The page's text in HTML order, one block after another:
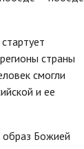
страны
смогли
и ее
образ Божией